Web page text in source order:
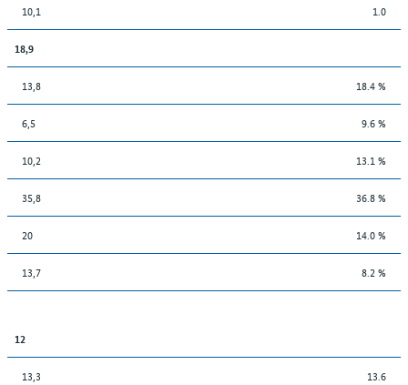
10,1 1.0
18,9
13,8 18.4 %
6,5 9.6 %
10,2 13.1 %
35,8 36.8 %
20 14.0 %
13,7 8.2 %
12
13,3 13.6